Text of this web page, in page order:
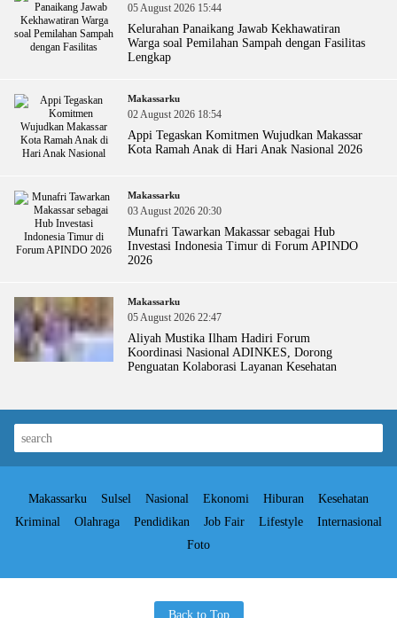
05 August 2026 15:44
Kelurahan Panaikang Jawab Kekhawatiran
Warga soal Pemilahan Sampah dengan Fasilitas
Lengkap
Makassarku
02 August 2026 18:54
Appi Tegaskan Komitmen Wujudkan Makassar
Kota Ramah Anak di Hari Anak Nasional 2026
Makassarku
03 August 2026 20:30
Munafri Tawarkan Makassar sebagai Hub
Investasi Indonesia Timur di Forum APINDO
2026
Makassarku
05 August 2026 22:47
Aliyah Mustika Ilham Hadiri Forum
Koordinasi Nasional ADINKES, Dorong
Penguatan Kolaborasi Layanan Kesehatan
Makassarku Sulsel Nasional Ekonomi Hiburan
Kesehatan
Kriminal
Olahraga Pendidikan Job Fair Lifestyle
Internasional
Foto
Back to Top